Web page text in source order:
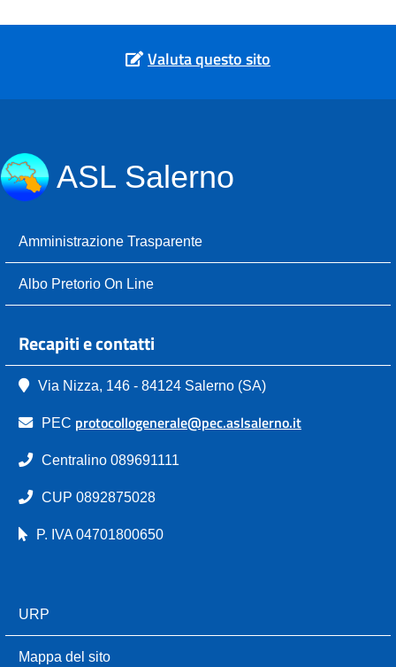
Valuta questo sito
ASL Salerno
Amministrazione Trasparente
Albo Pretorio On Line
Recapiti e contatti
Via Nizza, 146 - 84124 Salerno (SA)
PEC protocollogenerale@pec.aslsalerno.it
Centralino 089691111
CUP 0892875028
P. IVA 04701800650
URP
Mappa del sito